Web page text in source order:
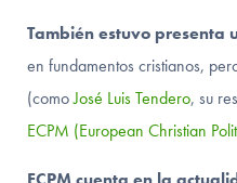
También estuvo presenta
en fundamentos cristianos,
(comoJosé Luis Tendero, su
ECPM (European Christian